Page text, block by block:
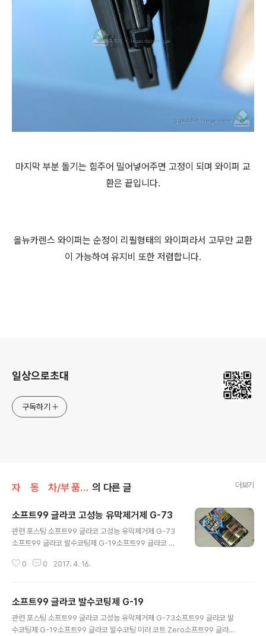
마지막 부분 돌기는 힘주어 밀어넣어주면 고정이 되며 와이퍼 교
환은 끝입니다.
올뉴카렌스 와이퍼는 순정이 리필형태의 와이퍼라서 고무만 교환
이 가능하여 유지비 또한 저렴합니다.
일상으로초대
구독하기
자 동 차/부 품 리 뷰 의 다른 글 더보기
소프트99 글라코 고성능 유막제거제 G-73
관련 포스팅 소프트99 글라코 고성능 유막제거제 G-73
소프트99 글라코 발수코팅제 G-19소프트99 글라코 발
47유리 발수코팅제 - 아쿠아펠 소프99社의 고성능 유막
사용하던 Glaco 유막 제거제 G-47 보다 향상된 작업효
과를 기애해봅니다. 포장위에 스티커로 한글문구가 추가되
어있네요. 연마성분이 있기때문에 플라스틱이나 도장면에
0 0 2017. 4. 16.
소프트99 글라코 발수코팅제 G-19
관련 포스팅 소프트99 글라코 고성능 유막제거제 G-73소프트99 글라코 발
수코팅제 G-19소프트99 글라코 발수코팅 미러 코트 Zero소프트99 글라코